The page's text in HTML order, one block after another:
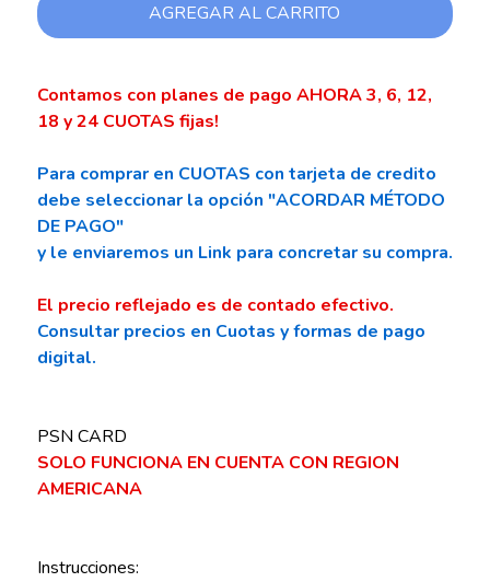
AGREGAR AL CARRITO
Contamos con planes de pago AHORA 3, 6, 12,
18 y 24 CUOTAS fijas!
Para comprar en CUOTAS con tarjeta de credito
debe seleccionar la opción "ACORDAR MÉTODO
DE PAGO"
y le enviaremos un Link para concretar su compra.
El precio reflejado es de contado efectivo.
Consultar precios en Cuotas y formas de pago
digital.
PSN CARD
SOLO FUNCIONA EN CUENTA CON REGION
AMERICANA
Instrucciones: